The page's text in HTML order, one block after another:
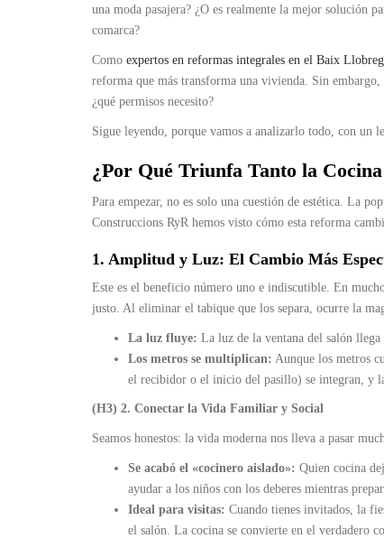
una moda pasajera? ¿O es realmente la mejor solución
comarca?
Como expertos en reformas integrales en el Baix
reforma que más transforma una vivienda. Sin
¿qué permisos necesito?
Sigue leyendo, porque vamos a analizarlo todo, con un
¿Por Qué Triunfa Tanto la
Para empezar, no es solo una cuestión de estética. La
Construccions RyR hemos visto cómo esta reforma
1. Amplitud y Luz: El Cambio Más
Este es el beneficio número uno e indiscutible. En
justo. Al eliminar el tabique que los separa, ocurre la
La luz fluye: La luz de la ventana del salón
Los metros se multiplican: Aunque los metros
el recibidor o el inicio del pasillo) se integran, y
(H3) 2. Conectar la Vida Familiar y Social
Seamos honestos: la vida moderna nos lleva a pasar
Se acabó el «cocinero aislado»: Quien cocina
ayudar a los niños con los deberes mientras
Ideal para visitas: Cuando tienes invitados, la
el salón. La cocina se convierte en el verdadero